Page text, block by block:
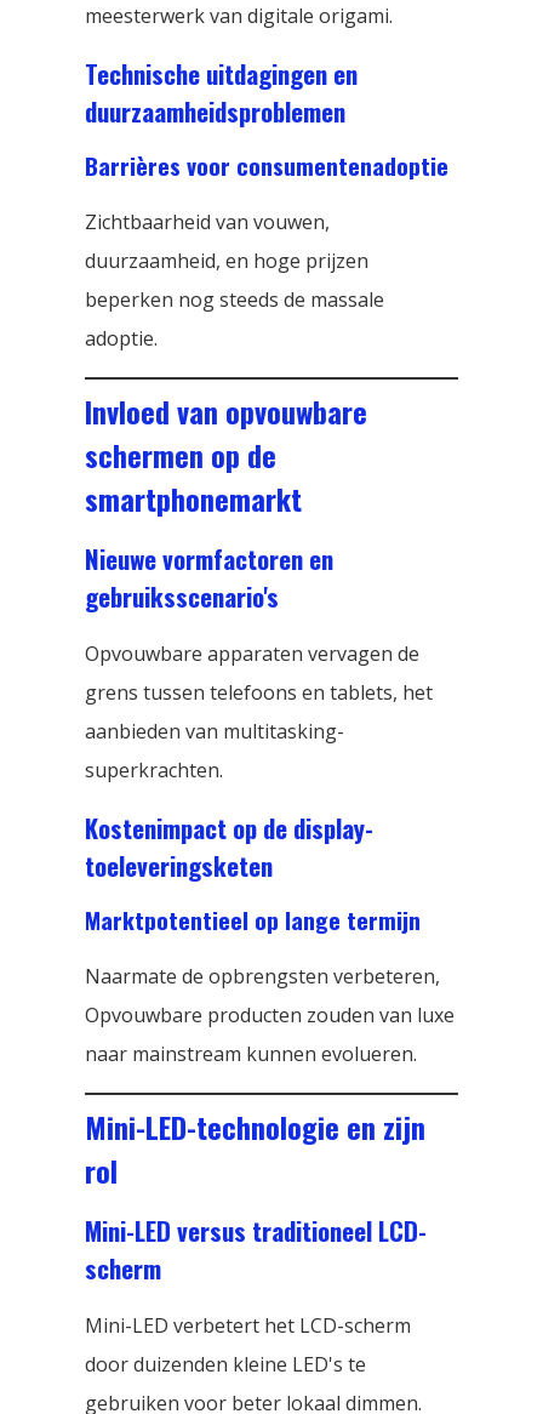
meesterwerk van digitale origami.
Technische uitdagingen en
duurzaamheidsproblemen
Barrières voor consumentenadoptie
Zichtbaarheid van vouwen,
duurzaamheid, en hoge prijzen
beperken nog steeds de massale
adoptie.
Invloed van opvouwbare
schermen op de
smartphonemarkt
Nieuwe vormfactoren en
gebruiksscenario's
Opvouwbare apparaten vervagen de
grens tussen telefoons en tablets, het
aanbieden van multitasking-
superkrachten.
Kostenimpact op de display-
toeleveringsketen
Marktpotentieel op lange termijn
Naarmate de opbrengsten verbeteren,
Opvouwbare producten zouden van luxe
naar mainstream kunnen evolueren.
Mini-LED-technologie en zijn
rol
Mini-LED versus traditioneel LCD-
scherm
Mini-LED verbetert het LCD-scherm
door duizenden kleine LED's te
gebruiken voor beter lokaal dimmen.